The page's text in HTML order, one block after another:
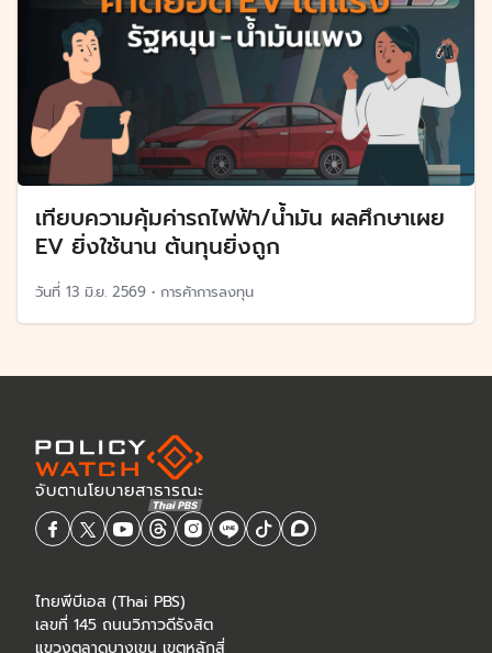
เทียบความคุ้มค่ารถไฟฟ้า/น้ำมัน ผลศึกษาเผย
EV ยิ่งใช้นาน ต้นทุนยิ่งถูก
วันที่ 13 มิ.ย. 2569 • การค้าการลงทุน
ไทยพีบีเอส (Thai PBS)
เลขที่ 145 ถนนวิภาวดีรังสิต
แขวงตลาดบางเขน เขตหลักสี่